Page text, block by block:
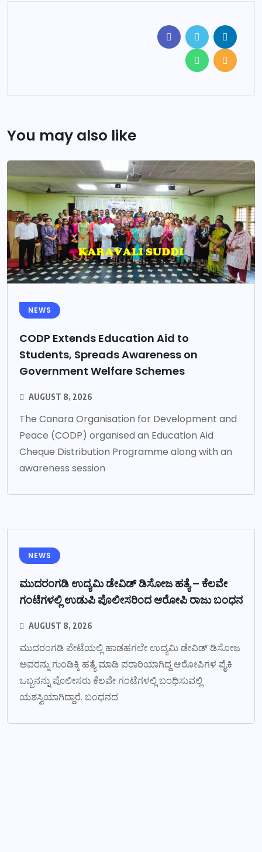
You may also like
NEWS
CODP Extends Education Aid to
Students, Spreads Awareness on
Government Welfare Schemes
AUGUST 8, 2026
The Canara Organisation for Development and
Peace (CODP) organised an Education Aid
Cheque Distribution Programme along with an
awareness session
NEWS
ಮುದರಂಗಡಿ ಉದ್ಯಮಿ ಡೇವಿಡ್ ಡಿಸೋಜ ಹತ್ಯೆ – ಕೆಲವೇ
ಗಂಟೆಗಳಲ್ಲಿ ಉಡುಪಿ ಪೊಲೀಸರಿಂದ ಆರೋಪಿ ರಾಜು ಬಂಧನ
AUGUST 8, 2026
ಮುದರಂಗಡಿ ಪೇಟೆಯಲ್ಲಿ ಹಾಡಹಗಲೇ ಉದ್ಯಮಿ ಡೇವಿಡ್ ಡಿಸೋಜ
ಅವರನ್ನು ಗುಂಡಿಕ್ಕಿ ಹತ್ಯೆ ಮಾಡಿ ಪರಾರಿಯಾಗಿದ್ದ ಆರೋಪಿಗಳ ಪೈಕಿ
ಒಬ್ಬನನ್ನು ಪೊಲೀಸರು ಕೆಲವೇ ಗಂಟೆಗಳಲ್ಲಿ ಬಂಧಿಸುವಲ್ಲಿ
ಯಶಸ್ವಿಯಾಗಿದ್ದಾರೆ. ಬಂಧನದ